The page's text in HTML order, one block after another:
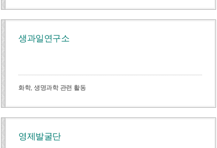
생과일연구소
화학, 생명과학 관련 활동
영제발굴단